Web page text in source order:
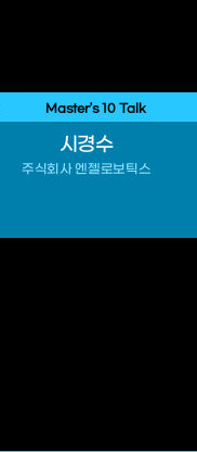
Master’s 10 Talk
시경수
주식회사 엔젤로보틱스